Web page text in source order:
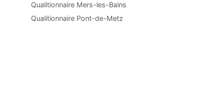
Qualitionnaire Mers-les-Bains
Qualitionnaire Pont-de-Metz